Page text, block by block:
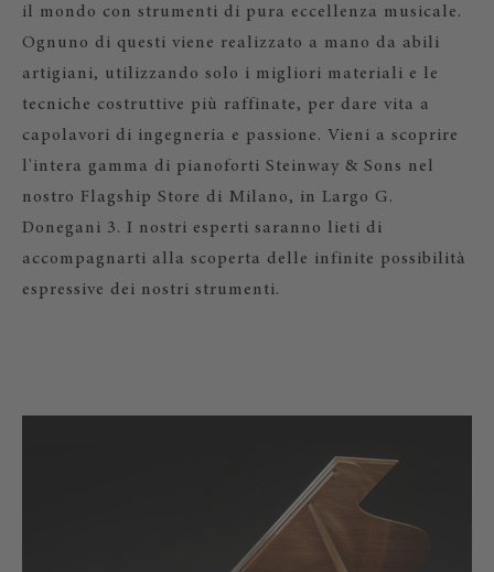
il mondo con strumenti di pura eccellenza musicale.
Ognuno di questi viene realizzato a mano da abili
artigiani, utilizzando solo i migliori materiali e le
tecniche costruttive più raffinate, per dare vita a
capolavori di ingegneria e passione. Vieni a scoprire
l'intera gamma di pianoforti Steinway & Sons nel
nostro Flagship Store di Milano, in Largo G.
Donegani 3. I nostri esperti saranno lieti di
accompagnarti alla scoperta delle infinite possibilità
espressive dei nostri strumenti.